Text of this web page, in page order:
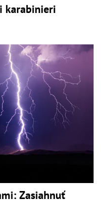
karabinieri
Zasiahnuť